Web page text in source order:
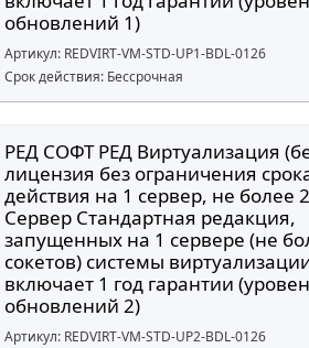
обновлений 1)
Артикул: REDVIRT-VM-STD-UP1-BDL-0126
Срок действия: Бессрочная
РЕД СОФТ РЕД Виртуализация
лицензия без ограничения
действия на 1 сервер, не более
Сервер Стандартная редакция,
запущенных на 1 сервере (не
сокетов) системы
включает 1 год гарантии
обновлений 2)
Артикул: REDVIRT-VM-STD-UP2-BDL-0126